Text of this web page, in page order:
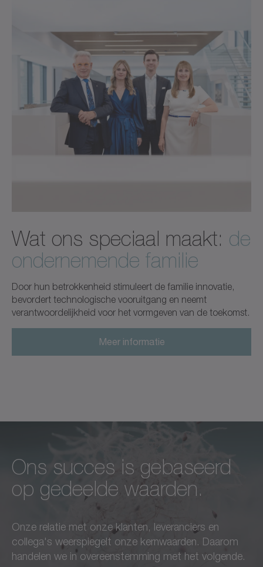
Wat ons speciaal maakt: de
ondernemende familie
Door hun betrokkenheid stimuleert de familie innovatie,
bevordert technologische vooruitgang en neemt
verantwoordelijkheid voor het vormgeven van de toekomst.
Meer informatie
Ons succes is gebaseerd
op gedeelde waarden.
Onze relatie met onze klanten, leveranciers en
collega's weerspiegelt onze kernwaarden. Daarom
handelen we in overeenstemming met het volgende.
Onvoorwaardelijke
uitmuntendheid in elk
dat is de standaard die we
hanteren bij alles wat we
Wij voelen ons
verantwoordelijk, niet alleen
tegenover onze klanten,
medewerkers en partners,
maar ook voor de